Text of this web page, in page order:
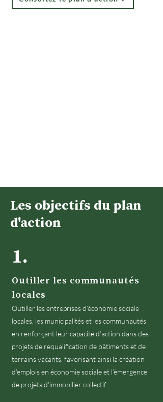
Les objectifs du plan
d'action
1.
Outiller les communautés
locales
Outiller les entreprises d’économie sociale
locales, les municipalités et les communautés
en renforçant leur capacité d’action dans des
projets de requalification de bâtimentset de
terrains vacants, favorisant ainsi la création
d’emplois en économie sociale et l’émergence
de projets d'immobilier collectif.